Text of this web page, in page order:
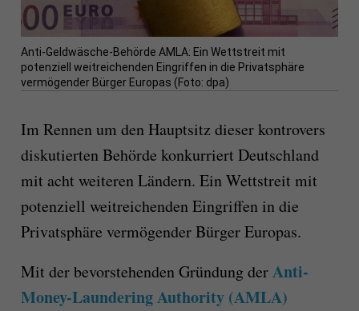
Anti-Geldwäsche-Behörde AMLA: Ein Wettstreit mit
potenziell weitreichenden Eingriffen in die Privatsphäre
vermögender Bürger Europas (Foto: dpa)
Im Rennen um den Hauptsitz dieser kontrovers
diskutierten Behörde konkurriert Deutschland
mit acht weiteren Ländern. Ein Wettstreit mit
potenziell weitreichenden Eingriffen in die
Privatsphäre vermögender Bürger Europas.
Mit der bevorstehenden Gründung derAnti-
Money-Laundering Authority (AMLA)